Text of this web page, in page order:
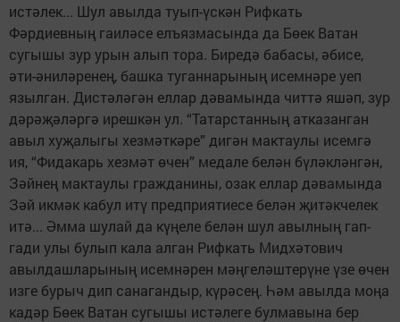
истәлек... Шул авылда туып-үскән Рифкать
Фәрдиевның гаиләсе елъязмасында да Бөек Ватан
сугышы зур урын алып тора. Биредә бабасы, әбисе,
әти-әниләренең, башка туганнарының исемнәре уеп
язылган. Дистәләгән еллар дәвамында читтә яшәп, зур
дәрәҗәләргә ирешкән ул. “Татарстанның атказанган
авыл хуҗалыгы хезмәткәре” дигән мактаулы исемгә
ия, “Фидакарь хезмәт өчен” медале белән бүләкләнгән,
Зәйнең мактаулы гражданины, озак еллар дәвамында
Зәй икмәк кабул итү предприятиесе белән җитәкчелек
итә... Әмма шулай да күңеле белән шул авылның гап-
гади улы булып кала алган Рифкать Мидхәтович
авылдашларының исемнәрен мәңгеләштерүне үзе өчен
изге бурыч дип санагандыр, күрәсең. Һәм авылда моңа
кадәр Бөек Ватан сугышы истәлеге булмавына бер